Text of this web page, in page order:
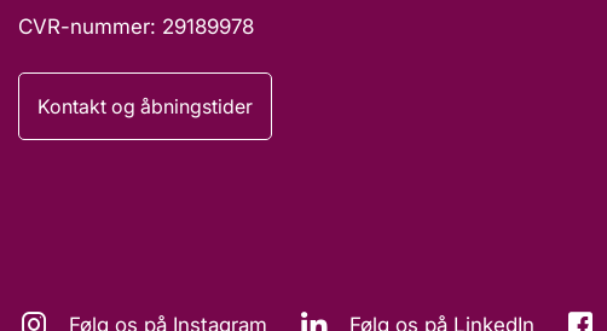
CVR-nummer: 29189978
Kontakt og åbningstider
Følg os på Instagram Følg os på LinkedIn